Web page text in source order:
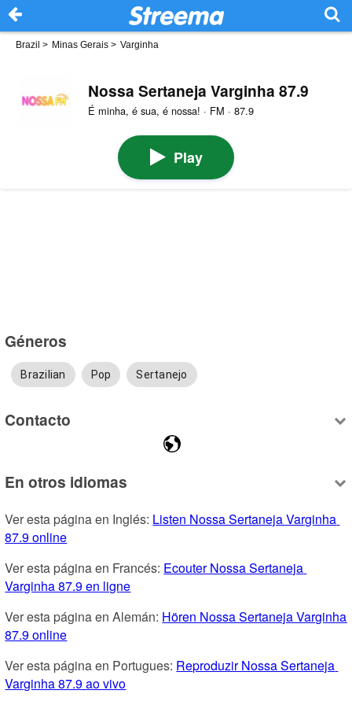
Brazil > Minas Gerais > Varginha
Nossa Sertaneja Varginha 87.9
É minha, é sua, é nossa! · FM · 87.9
Play
Géneros
Brazilian Pop Sertanejo
Contacto
En otros idiomas
Ver esta página en Inglés: Listen Nossa Sertaneja Varginha
87.9 online
Ver esta página en Francés: Ecouter Nossa Sertaneja
Varginha 87.9 en ligne
Ver esta página en Alemán: Hören Nossa Sertaneja Varginha
87.9 online
Ver esta página en Portugues: Reproduzir Nossa Sertaneja
Varginha 87.9 ao vivo